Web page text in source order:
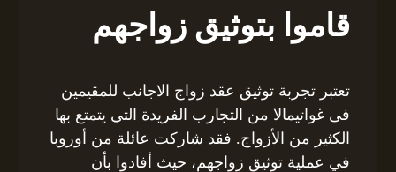
قاموا بتوثيق زواجهم
تعتبر تجربة توثيق عقد زواج الاجانب للمقيمين
فى غواتيمالا من التجارب الفريدة التي يتمتع بها
الكثير من الأزواج. فقد شاركت عائلة من أوروبا
في عملية توثيق زواجهم، حيث أفادوا بأن